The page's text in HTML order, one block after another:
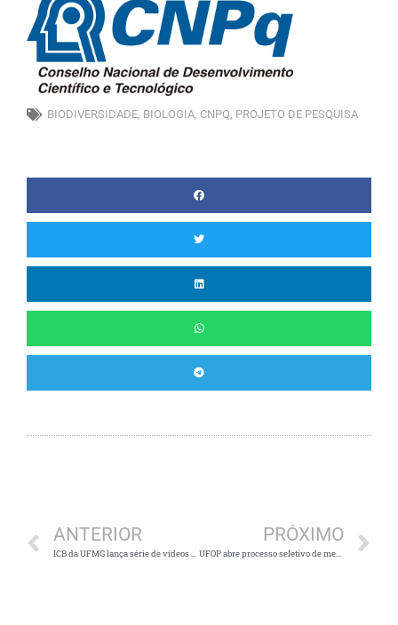
BIODIVERSIDADE, BIOLOGIA, CNPQ, PROJETO DE PESQUISA
ANTERIOR
ICB da UFMG lança série de vídeos em seu Instagram
PRÓXIMO
UFOP abre processo seletivo de mestrado e doutorado em Saúde e Nutrição